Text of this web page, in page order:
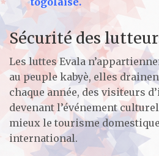
Sécurité des
Les luttes Evala
au peuple kabyè, elles
chaque année, des visiteurs
devenant l’événement
mieux le tourisme
international.